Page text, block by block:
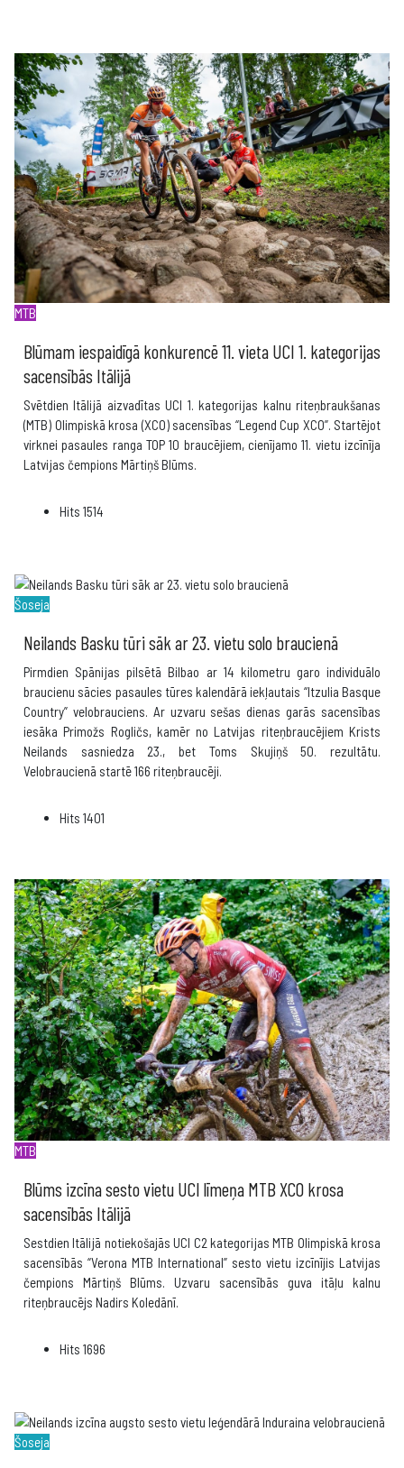
MTB
Blūmam iespaidīgā konkurencē 11. vieta UCI 1. kategorijas
sacensībās Itālijā
Svētdien Itālijā aizvadītas UCI 1. kategorijas kalnu riteņbraukšanas
(MTB) Olimpiskā krosa (XCO) sacensības “Legend Cup XCO”. Startējot
virknei pasaules ranga TOP 10 braucējiem, cienījamo 11. vietu izcīnīja
Latvijas čempions Mārtiņš Blūms.
Hits 1514
Šoseja
Neilands Basku tūri sāk ar 23. vietu solo braucienā
Pirmdien Spānijas pilsētā Bilbao ar 14 kilometru garo individuālo
braucienu sācies pasaules tūres kalendārā iekļautais “Itzulia Basque
Country” velobrauciens. Ar uzvaru sešas dienas garās sacensības
iesāka Primožs Rogličs, kamēr no Latvijas riteņbraucējiem Krists
Neilands sasniedza 23., bet Toms Skujiņš 50. rezultātu.
Velobraucienā startē 166 riteņbraucēji.
Hits 1401
MTB
Blūms izcīna sesto vietu UCI līmeņa MTB XCO krosa
sacensībās Itālijā
Sestdien Itālijā notiekošajās UCI C2 kategorijas MTB Olimpiskā krosa
sacensībās “Verona MTB International” sesto vietu izcīnījis Latvijas
čempions Mārtiņš Blūms. Uzvaru sacensībās guva itāļu kalnu
riteņbraucējs Nadirs Koledānī.
Hits 1696
Šoseja